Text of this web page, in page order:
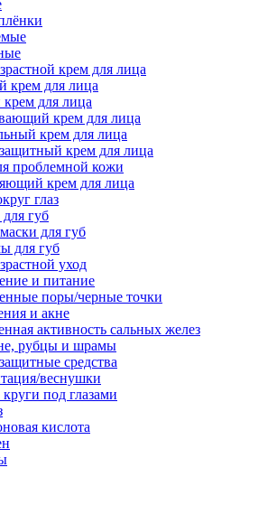
крем для лица
крем для лица
для лица
крем для лица
крем для лица
крем для лица
проблемной кожи
крем для лица
глаз
губ
для губ
для губ
уход
и питание
поры/черные точки
и акне
активность сальных желез
рубцы и шрамы
средства
веснушки
под глазами
кислота